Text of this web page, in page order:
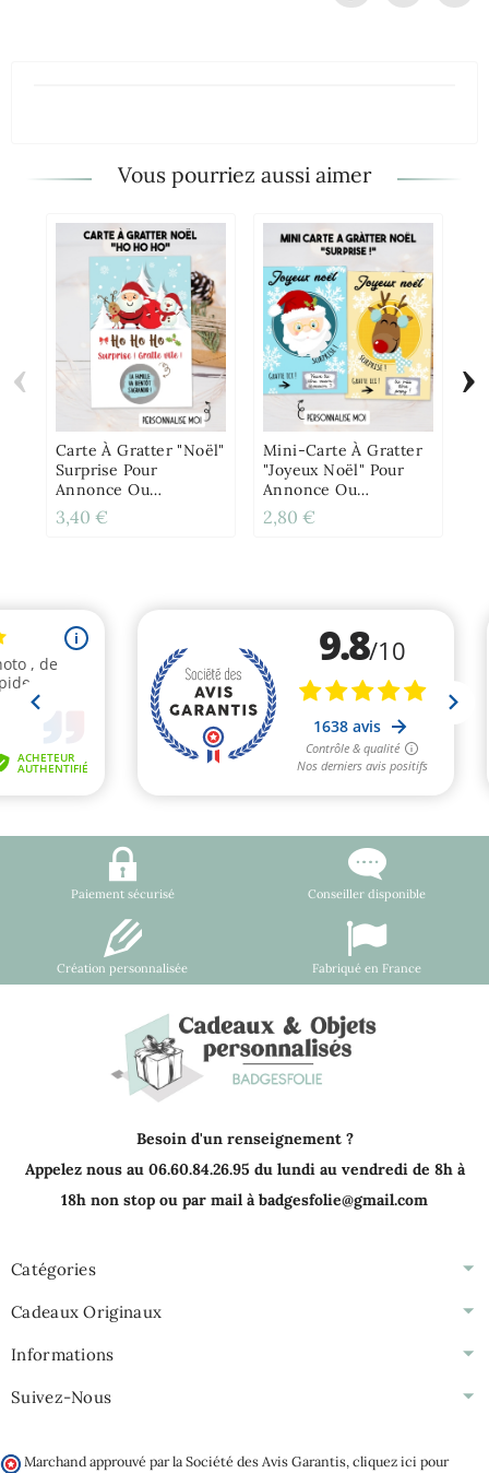
Vous pourriez aussi aimer
Carte À Gratter "Noël"
Surprise Pour
Annonce Ou
Demande Originale
3,40 €
Mini-Carte À Gratter
"Joyeux Noël" Pour
Annonce Ou
Demande Originale
2,80 €
‹ ›
Paiement sécurisé Conseiller disponible
Création personnalisée Fabriqué en France
Besoin d'un renseignement ?
Appelez nous au 06.60.84.26.95 du lundi au vendredi de 8h à
18h non stop ou par mail à badgesfolie@gmail.com
Catégories
Cadeaux Originaux
Informations
Suivez-Nous
Marchand approuvé par la Société des Avis Garantis,cliquez ici pour